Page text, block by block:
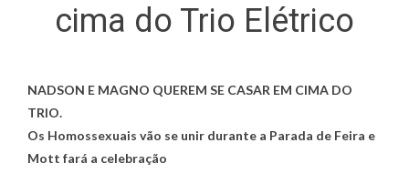
cima do Trio Elétrico
NADSON E MAGNO QUEREM SE CASAR EM CIMA DO
TRIO.
Os Homossexuais vão se unir durante a Parada de Feira e
Mott fará a celebração